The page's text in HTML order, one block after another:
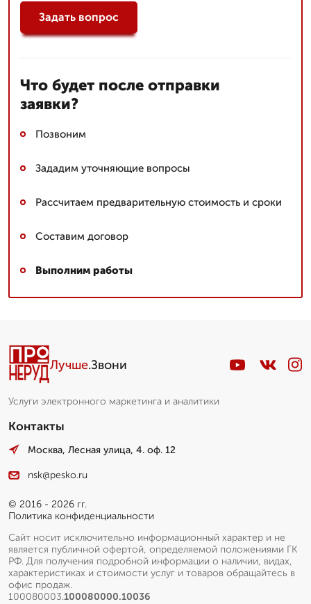
Задать вопрос
Что будет после отправки
заявки?
Позвоним
Зададим уточняющие вопросы
Рассчитаем предварительную стоимость и сроки
Составим договор
Выполним работы
Лучше.Звони
Услуги электронного маркетинга и аналитики
Контакты
Москва, Лесная улица, 4. оф. 12
nsk@pesko.ru
© 2016 - 2026 гг.
Политика конфиденциальности
Сайт носит исключительно информационный характер и не
является публичной офертой, определяемой положениями ГК
РФ. Для получения подробной информации о наличии, видах,
характеристиках и стоимости услуг и товаров обращайтесь в
офис продаж.
100080003.100080000.10036